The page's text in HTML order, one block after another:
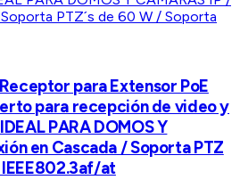
para Extensor PoE
para recepción de video y
PARA DOMOS Y
en Cascada / Soporta PTZ
at